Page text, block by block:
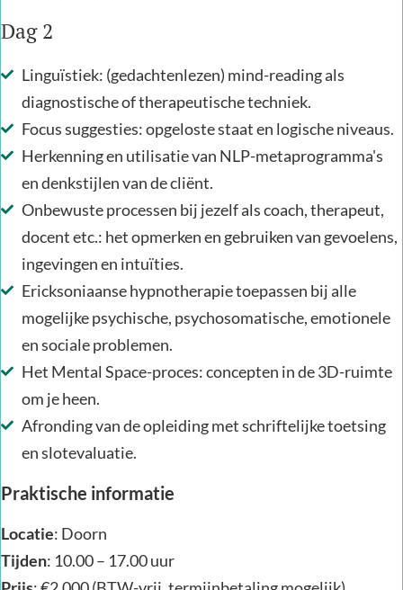
Dag 2
Linguïstiek: (gedachtenlezen) mind-reading als
diagnostische of therapeutische techniek.
Focus suggesties: opgeloste staat en logische niveaus.
Herkenning en utilisatie van NLP-metaprogramma's
en denkstijlen van de cliënt.
Onbewuste processen bij jezelf als coach, therapeut,
docent etc.: het opmerken en gebruiken van gevoelens,
ingevingen en intuïties.
Ericksoniaanse hypnotherapie toepassen bij alle
mogelijke psychische, psychosomatische, emotionele
en sociale problemen.
Het Mental Space-proces: concepten in de 3D-ruimte
om je heen.
Afronding van de opleiding met schriftelijke toetsing
en slotevaluatie.
Praktische informatie
Locatie: Doorn
Tijden: 10.00 – 17.00 uur